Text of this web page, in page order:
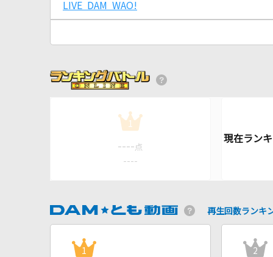
LIVE DAM WAO!
1
---- 点
----
再生回数ランキ
1 2